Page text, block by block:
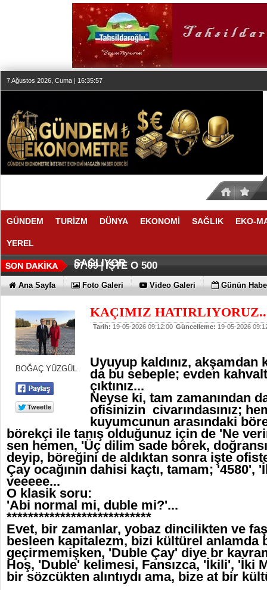
7 Ağustos 2026, Cuma | 16:35:57
GÜNDEM TURİZM DÜNYA EKONOMİ SAĞLIK EKO-
YEREL
19:30 |ÜÇÜNCÜ KEZ BULUTLARIN
19:27 |HOMEPORT STRATEJİSİ
SAĞLIYOR
07:09 |İŞTE O 500
Ana Sayfa Foto Galeri Video Galeri Günün
BOĞAÇ YÜZGÜL
KAÇIMIZ
Tarih: 19-05-2026 09:12:00 Güncelleme: 19-05-2026
Uyuyup kaldınız, akşamdan
da bu sebeple; evden
çıktınız...
Neyse ki, tam zamanından
ofisinizin civarındasınız;
kuyumcunun arasındaki
börekçi ile tanış olduğunuz için de 'Ne
sen hemen, 'Üç dilim sade börek,
deyip, böreğini de aldıktan sonra işte
Çay ocağının dahisi kaçtı, tamam; '4580',
veeeee...
O klasik soru:
'Abi normal mi, duble mi?'...
***************************
Evet, bir zamanlar, yobaz dincilikten ve
besleen kapitalezm, bizi kültürel anlamda
geçirmemişken, 'Duble Çay' diye br
Hoş, 'Duble' kelimesi, Fansızca, 'İkili', 'İki
bir sözcükten alıntıydı ama, bize at bir